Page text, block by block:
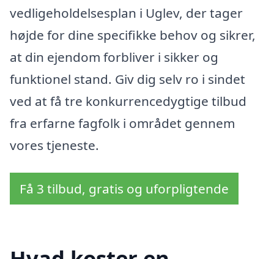
vedligeholdelsesplan i Uglev, der tager
højde for dine specifikke behov og sikrer,
at din ejendom forbliver i sikker og
funktionel stand. Giv dig selv ro i sindet
ved at få tre konkurrencedygtige tilbud
fra erfarne fagfolk i området gennem
vores tjeneste.
Få 3 tilbud, gratis og uforpligtende